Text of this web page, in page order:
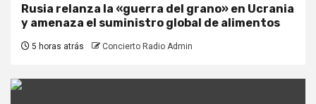
Rusia relanza la «guerra del grano» en Ucrania
y amenaza el suministro global de alimentos
5 horas atrás Concierto Radio Admin